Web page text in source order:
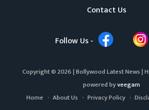
Contact Us
Follow Us -
Copyright © 2026 |Bollywood Latest News|
powered byveegam
Home
About Us Privacy Policy